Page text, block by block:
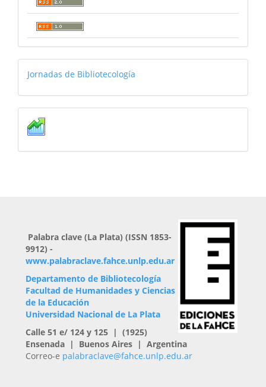
jornadas
Jornadas de Bibliotecología
Estadísticas
Palabra clave (La Plata) (ISSN 1853-
9912) -
www.palabraclave.fahce.unlp.edu.ar
Departamento de Bibliotecología
Facultad de Humanidades y Ciencias
de la Educación
Universidad Nacional de La Plata
Calle 51 e/ 124 y 125 | (1925)
Ensenada | Buenos Aires | Argentina
Correo-e palabraclave@fahce.unlp.edu.ar